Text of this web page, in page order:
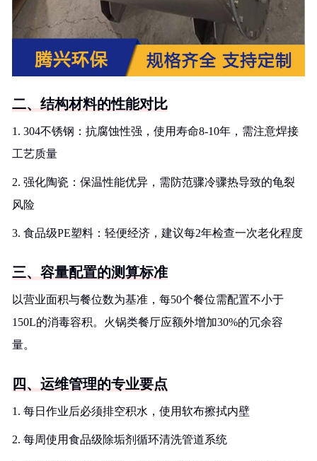
二、结构材料的性能对比
1. 304不锈钢：抗腐蚀性强，使用寿命8-10年，需注意焊接
工艺质量
2. 强化陶瓷：保温性能优异，需防范骤冷骤热导致的龟裂
风险
3. 食品级PE塑料：轻便经济，建议每2年检查一次老化程度
三、容量配置的测算标准
以营业面积与餐位数为基准，每50个餐位需配置不小于
150L的消毒容积。火锅类餐厅应额外增加30%的冗余容
量。
四、运维管理的专业要点
1. 每日作业后必须排空积水，使用软布擦拭内壁
2. 每周使用食品级除垢剂循环清洗管道系统